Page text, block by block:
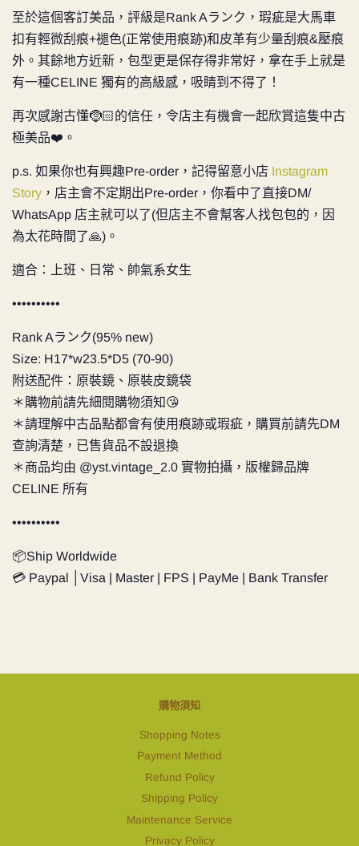
至於這個客訂美品，評級是Rank Aランク，瑕疵是大馬車
扣有輕微刮痕+褪色(正常使用痕跡)和皮革有少量刮痕&壓痕
外。其餘地方近新，包型更是保存得非常好，拿在手上就是
有一種CELINE 獨有的高級感，吸睛到不得了！
再次感謝古懂🤶🏻的信任，令店主有機會一起欣賞這隻中古
極美品❤️。
p.s. 如果你也有興趣Pre-order，記得留意小店 Instagram
Story ，店主會不定期出Pre-order，你看中了直接DM/
WhatsApp 店主就可以了(但店主不會幫客人找包包的，因
為太花時間了🙏)。
適合：上班、日常、帥氣系女生
••••••••••
Rank Aランク(95% new)
Size: H17*w23.5*D5 (70-90)
附送配件：原裝鏡、原裝皮鏡袋
＊購物前請先細閱購物須知😘
＊請理解中古品點都會有使用痕跡或瑕疵，購買前請先DM
查詢清楚，已售貨品不設退換
＊商品均由 @yst.vintage_2.0 實物拍攝，版權歸品牌
CELINE 所有
••••••••••
📦Ship Worldwide
💳 Paypal │Visa | Master | FPS | PayMe | Bank Transfer
購物須知
Shopping Notes
Payment Method
Refund Policy
Shipping Policy
Maintenance Service
Privacy Policy